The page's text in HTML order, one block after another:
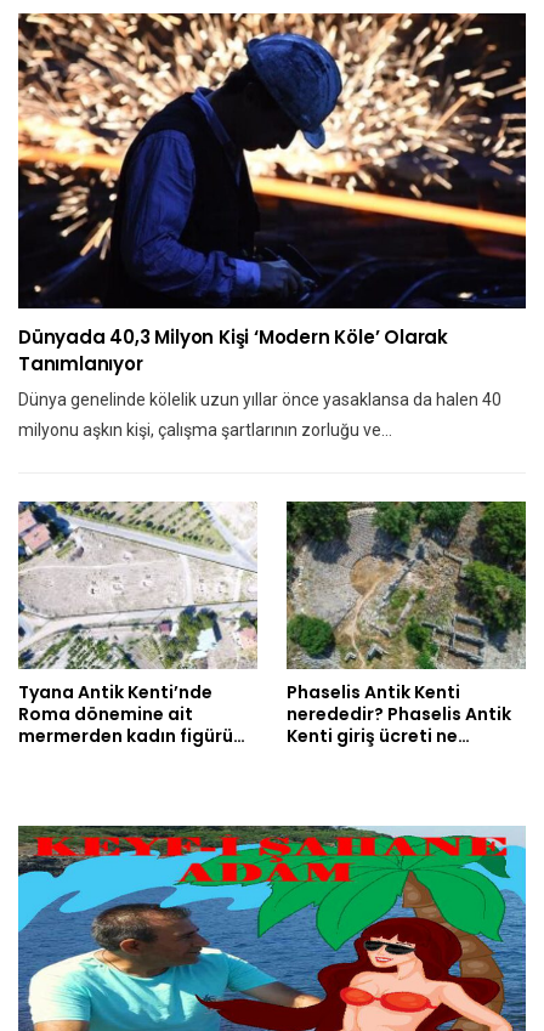
Dünyada 40,3 Milyon Kişi ‘modern Köle’ Olarak
Tanımlanıyor
Dünya genelinde kölelik uzun yıllar önce yasaklansa da halen 40
milyonu aşkın kişi, çalışma şartlarının zorluğu ve…
Tyana Antik Kenti’nde
Roma dönemine ait
mermerden kadın figürü…
Phaselis Antik Kenti
nerededir? Phaselis Antik
Kenti giriş ücreti ne…